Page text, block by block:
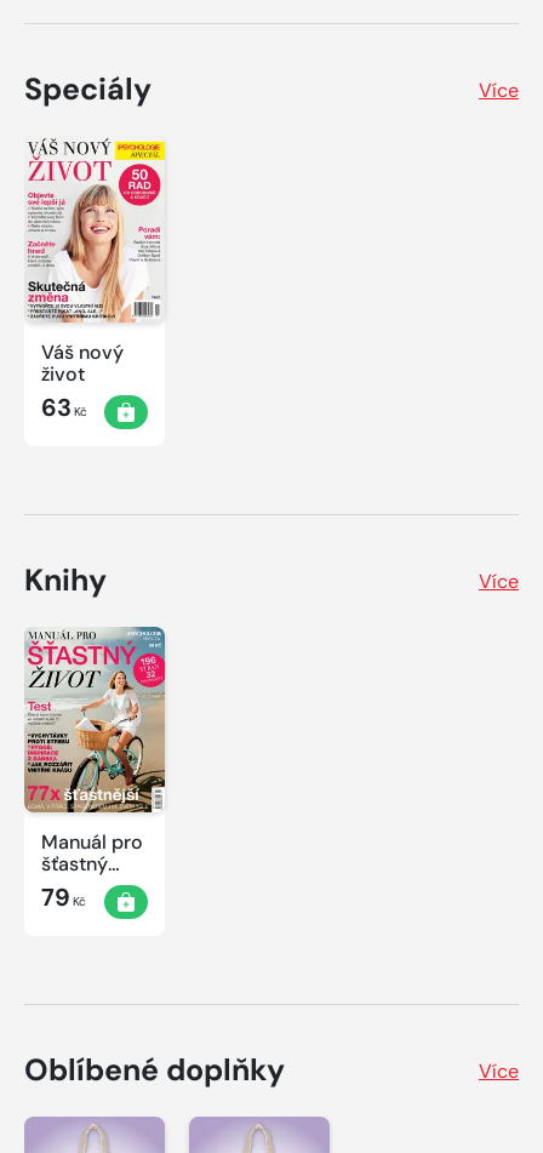
Speciály Více
Váš nový
život
63 Kč
Knihy Více
Manuál pro
šťastný
život
79 Kč
Oblíbené doplňky Více